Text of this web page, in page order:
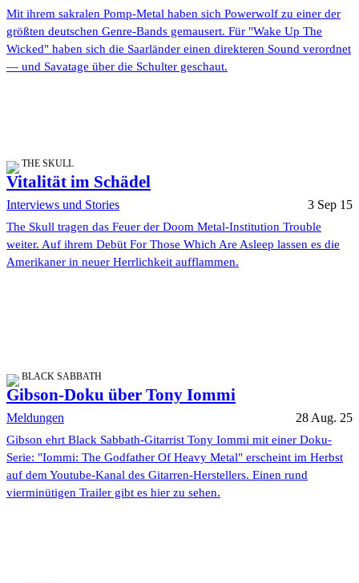
Mit ihrem sakralen Pomp-Metal haben sich Powerwolf zu einer der
größten deutschen Genre-Bands gemausert. Für "Wake Up The
Wicked" haben sich die Saarländer einen direkteren Sound verordnet
— und Savatage über die Schulter geschaut.
THE SKULL
Vitalität im Schädel
Interviews und Stories 3 Sep 15
The Skull tragen das Feuer der Doom Metal-Institution Trouble
weiter. Auf ihrem Debüt For Those Which Are Asleep lassen es die
Amerikaner in neuer Herrlichkeit aufflammen.
BLACK SABBATH
Gibson-Doku über Tony Iommi
Meldungen 28 Aug. 25
Gibson ehrt Black Sabbath-Gitarrist Tony Iommi mit einer Doku-
Serie: "Iommi: The Godfather Of Heavy Metal" erscheint im Herbst
auf dem Youtube-Kanal des Gitarren-Herstellers. Einen rund
vierminütigen Trailer gibt es hier zu sehen.